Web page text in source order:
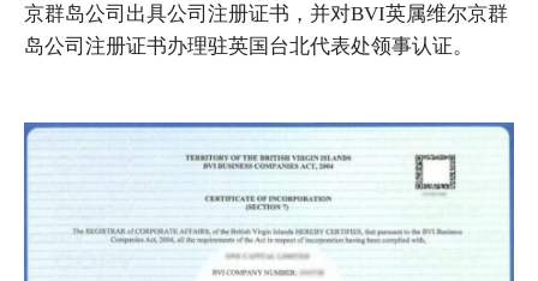
京群岛公司出具公司注册证书，并对BVI英属维尔京群
岛公司注册证书办理驻英国台北代表处领事认证。